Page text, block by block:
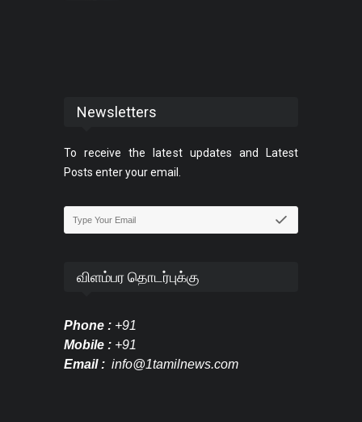
Newsletters
To receive the latest updates and Latest
Posts enter your email.
விளம்பர தொடர்புக்கு
Phone : +91
Mobile : +91
Email : info@1tamilnews.com